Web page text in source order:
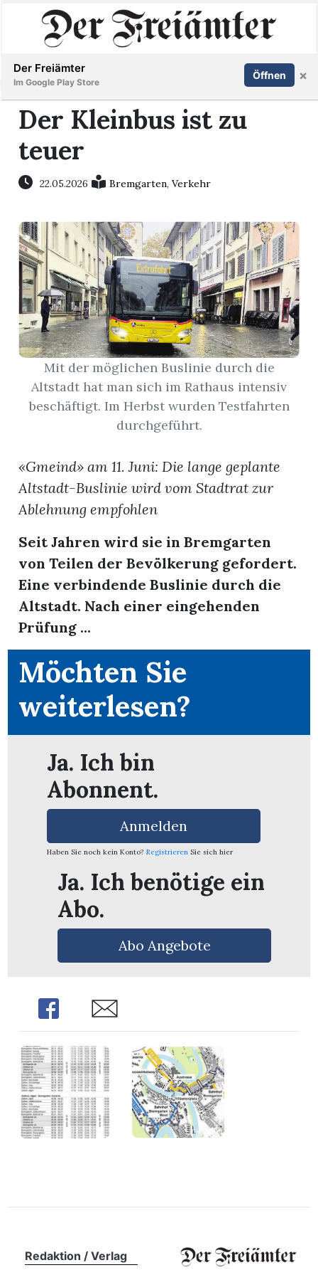
Veranstaltungen
Stellen
E-
Paper
Newsletter
App
Inserieren Abonnieren Anmelden
Der Kleinbus ist zu
teuer
22.05.2026 Bremgarten,Verkehr
Mit der möglichen Buslinie durch die
Altstadt hat man sich im Rathaus intensiv
beschäftigt. Im Herbst wurden Testfahrten
durchgeführt.
«Gmeind» am 11. Juni: Die lange geplante
Altstadt-Buslinie wird vom Stadtrat zur
Ablehnung empfohlen
Seit Jahren wird sie in Bremgarten
von Teilen der Bevölkerung gefordert.
Eine verbindende Buslinie durch die
Altstadt. Nach einer eingehenden
Prüfung ...
Möchten Sie
weiterlesen?
Ja. Ich bin
Abonnent.
Anmelden
Haben Sie noch kein Konto? Registrieren Sie sich hier
Ja. Ich benötige ein
Abo.
Abo Angebote
Share Share
Redaktion / Verlag
Der Freiämter
Im Google Play Store
Öffnen ×